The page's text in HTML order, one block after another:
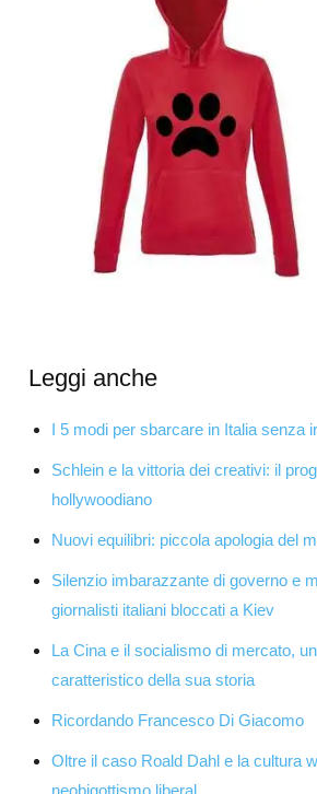
Leggi anche
I 5 modi per sbarcare in Italia senza
Schlein e la vittoria dei creativi: il
hollywoodiano
Nuovi equilibri: piccola apologia del
Silenzio imbarazzante di governo e
giornalisti italiani bloccati a Kiev
La Cina e il socialismo di mercato,
caratteristico della sua storia
Ricordando Francesco Di Giacomo
Oltre il caso Roald Dahl e la cultura